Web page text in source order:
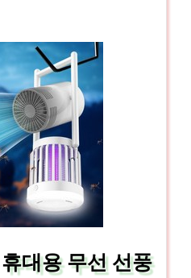
대용 무선 선풍